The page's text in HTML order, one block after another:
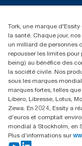
Reclamation pour
+41 (0)848/
Essity
Parkstraße 1b
6214 Schenkon
Lundi-jeudi
GLN:
Tork, une marque
la santé. Chaque jour,
un milliard de personnes
repousser les limites
being) au bénéfice des
la société civile. Nos
sous les marques
marques fortes, telles
Libero, Libresse, Lotus,
Zewa. En 2024, Essity a
d'euros et comptait
mondial à Stockholm, en
Plus d’informations sur